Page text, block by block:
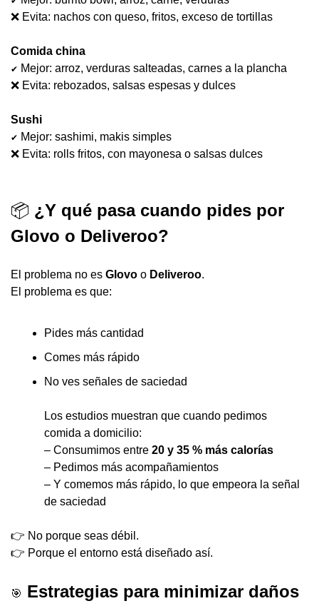
❌ Evita: nachos con queso, fritos, exceso de tortillas
Comida china
✔ Mejor: arroz, verduras salteadas, carnes a la plancha
❌ Evita: rebozados, salsas espesas y dulces
Sushi
✔ Mejor: sashimi, makis simples
❌ Evita: rolls fritos, con mayonesa o salsas dulces
📦 ¿Y qué pasa cuando pides por
Glovo o Deliveroo?
El problema no es Glovo o Deliveroo.
El problema es que:
Pides más cantidad
Comes más rápido
No ves señales de saciedad
Los estudios muestran que cuando pedimos
comida a domicilio:
– Consumimos entre 20 y 35 % más calorías
– Pedimos más acompañamientos
– Y comemos más rápido, lo que empeora la señal
de saciedad
👉 No porque seas débil.
👉 Porque el entorno está diseñado así.
🎯 Estrategias para minimizar daños